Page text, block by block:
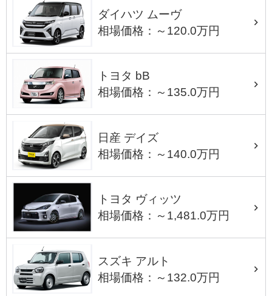
ダイハツ ムーヴ
相場価格：～120.0万円
トヨタ bB
相場価格：～135.0万円
日産 デイズ
相場価格：～140.0万円
トヨタ ヴィッツ
相場価格：～1,481.0万円
スズキ アルト
相場価格：～132.0万円